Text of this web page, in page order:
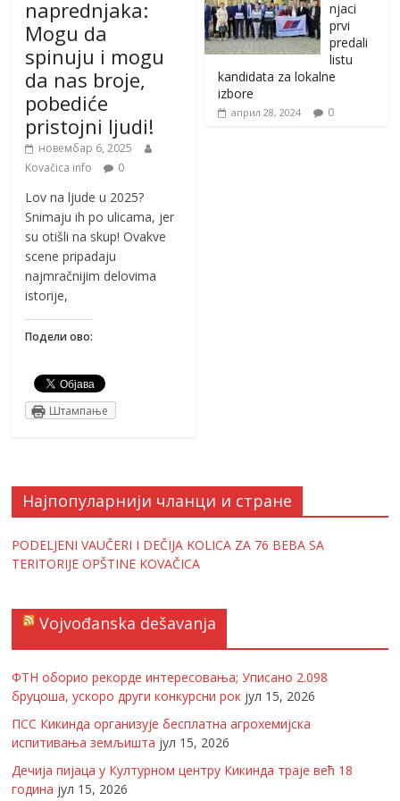
naprednjaka:
Mogu da
spinuju i mogu
da nas broje,
pobediće
pristojni ljudi!
новембар 6, 2025
Kovačica info
0
Lov na ljude u 2025?
Snimaju ih po ulicama, jer
su otišli na skup! Ovakve
scene pripadaju
najmračnijim delovima
istorije,
Подели ово:
Штампање
njaci
prvi
predali
listu
kandidata za lokalne
izbore
април 28, 2024 0
Најпопуларнији чланци и стране
PODELJENI VAUČERI I DEČIJA KOLICA ZA 76 BEBA SA
TERITORIJE OPŠTINE KOVAČICA
Vojvođanska dešavanja
ФТН оборио рекорде интересовања; Уписано 2.098
бруцоша, ускоро други конкурсни рок јул 15, 2026
ПСС Кикинда организује бесплатна агрохемијска
испитивања земљишта јул 15, 2026
Дечија пијаца у Културном центру Кикинда траје већ 18
година јул 15, 2026